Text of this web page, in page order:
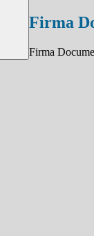
Firma
Firma